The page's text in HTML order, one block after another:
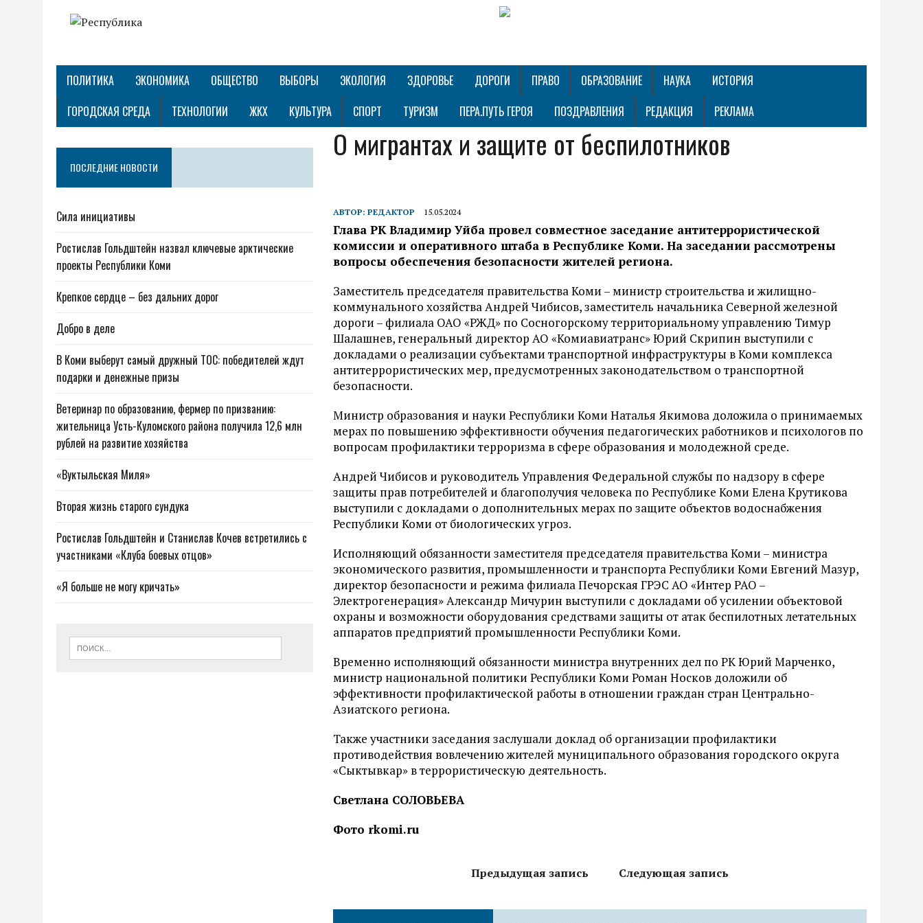
ПОЛИТИКА ЭКОНОМИКА ОБЩЕСТВО ВЫБОРЫ ЭКОЛОГИЯ ЗДОРОВЬЕ ДОРОГИ ПРАВО ОБРАЗОВАНИЕ НАУКА
ИСТОРИЯ
ГОРОДСКАЯ СРЕДА
ТЕХНОЛОГИИ ЖКХ КУЛЬТУРА СПОРТ ТУРИЗМ ПЕРА.ПУТЬ ГЕРОЯ ПОЗДРАВЛЕНИЯ РЕДАКЦИЯ РЕКЛАМА
О мигрантах и защите от беспилотников
АВТОР:РЕДАКТОР 15.05.2024
Глава РК Владимир Уйба провел совместное заседание антитеррористической
комиссии и оперативного штаба в Республике Коми. На заседании рассмотрены
вопросы обеспечения безопасности жителей региона.
Заместитель председателя правительства Коми – министр строительства и жилищно-
коммунального хозяйства Андрей Чибисов, заместитель начальника Северной железной
дороги – филиала ОАО «РЖД» по Сосногорскому территориальному управлению Тимур
Шалашнев, генеральный директор АО «Комиавиатранс» Юрий Скрипин выступили с
докладами о реализации субъектами транспортной инфраструктуры в Коми комплекса
антитеррористических мер, предусмотренных законодательством о транспортной
безопасности.
Министр образования и науки Республики Коми Наталья Якимова доложила о принимаемых
мерах по повышению эффективности обучения педагогических работников и психологов по
вопросам профилактики терроризма в сфере образования и молодежной среде.
Андрей Чибисов и руководитель Управления Федеральной службы по надзору в сфере
защиты прав потребителей и благополучия человека по Республике Коми Елена Крутикова
выступили с докладами о дополнительных мерах по защите объектов водоснабжения
Республики Коми от биологических угроз.
Исполняющий обязанности заместителя председателя правительства Коми – министра
экономического развития, промышленности и транспорта Республики Коми Евгений Мазур,
директор безопасности и режима филиала Печорская ГРЭС АО «Интер РАО –
Электрогенерация» Александр Мичурин выступили с докладами об усилении объектовой
охраны и возможности оборудования средствами защиты от атак беспилотных летательных
аппаратов предприятий промышленности Республики Коми.
Временно исполняющий обязанности министра внутренних дел по РК Юрий Марченко,
министр национальной политики Республики Коми Роман Носков доложили об
эффективности профилактической работы в отношении граждан стран Центрально-
Азиатского региона.
Также участники заседания заслушали доклад об организации профилактики
противодействия вовлечению жителей муниципального образования городского округа
«Сыктывкар» в террористическую деятельность.
Светлана СОЛОВЬЕВА
Фото rkomi.ru
Предыдущая запись Следующая запись
ПОСЛЕДНИЕ НОВОСТИ
Сила инициативы
Ростислав Гольдштейн назвал ключевые арктические
проекты Республики Коми
Крепкое сердце – без дальних дорог
Добро в деле
В Коми выберут самый дружный ТОС: победителей ждут
подарки и денежные призы
Ветеринар по образованию, фермер по призванию:
жительница Усть-Куломского района получила 12,6 млн
рублей на развитие хозяйства
«Вуктыльская Миля»
Вторая жизнь старого сундука
Ростислав Гольдштейн и Станислав Кочев встретились с
участниками «Клуба боевых отцов»
«Я больше не могу кричать»